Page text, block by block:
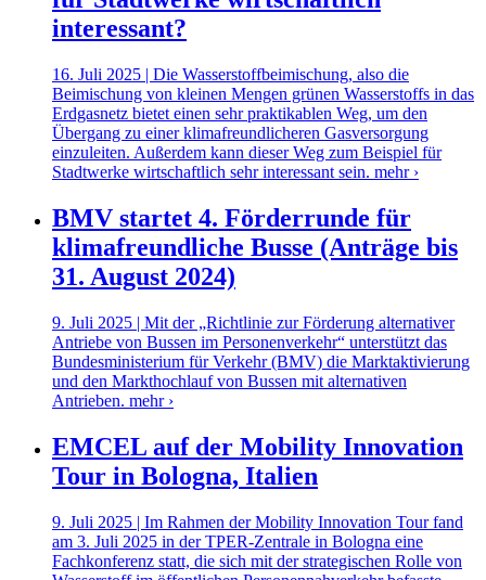
interessant?
16. Juli 2025 | Die Wasserstoffbeimischung, also die
Beimischung von kleinen Mengen grünen Wasserstoffs in das
Erdgasnetz bietet einen sehr praktikablen Weg, um den
Übergang zu einer klimafreundlicheren Gasversorgung
einzuleiten. Außerdem kann dieser Weg zum Beispiel für
Stadtwerke wirtschaftlich sehr interessant sein. mehr ›
BMV startet 4. Förderrunde für
klimafreundliche Busse (Anträge bis
31. August 2024)
9. Juli 2025 | Mit der „Richtlinie zur Förderung alternativer
Antriebe von Bussen im Personenverkehr“ unterstützt das
Bundesministerium für Verkehr (BMV) die Marktaktivierung
und den Markthochlauf von Bussen mit alternativen
Antrieben. mehr ›
EMCEL auf der Mobility Innovation
Tour in Bologna, Italien
9. Juli 2025 | Im Rahmen der Mobility Innovation Tour fand
am 3. Juli 2025 in der TPER-Zentrale in Bologna eine
Fachkonferenz statt, die sich mit der strategischen Rolle von